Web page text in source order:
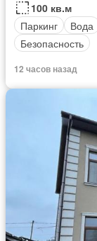
100 кв.м
Паркинг
Вода
Безопасность
12 часов назад